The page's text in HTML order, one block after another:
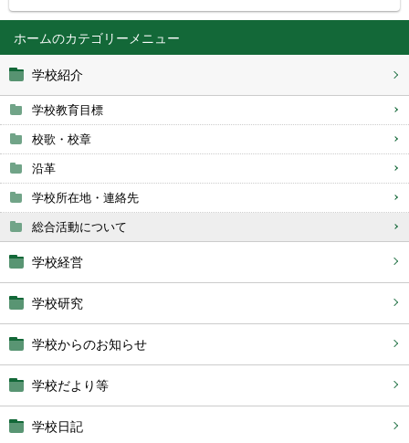
ホーム
学校紹介
学校教育目標
校歌・校章
沿革
学校所在地・連絡先
総合活動について
学校経営
学校研究
学校からのお知らせ
学校だより等
学校日記